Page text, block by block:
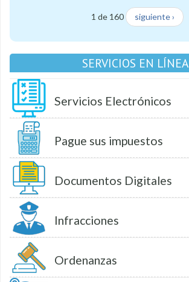
1 de 160 siguiente ›
SERVICIOS EN LÍNEA
Servicios Electrónicos
Pague sus impuestos
Documentos Digitales
Infracciones
Ordenanzas